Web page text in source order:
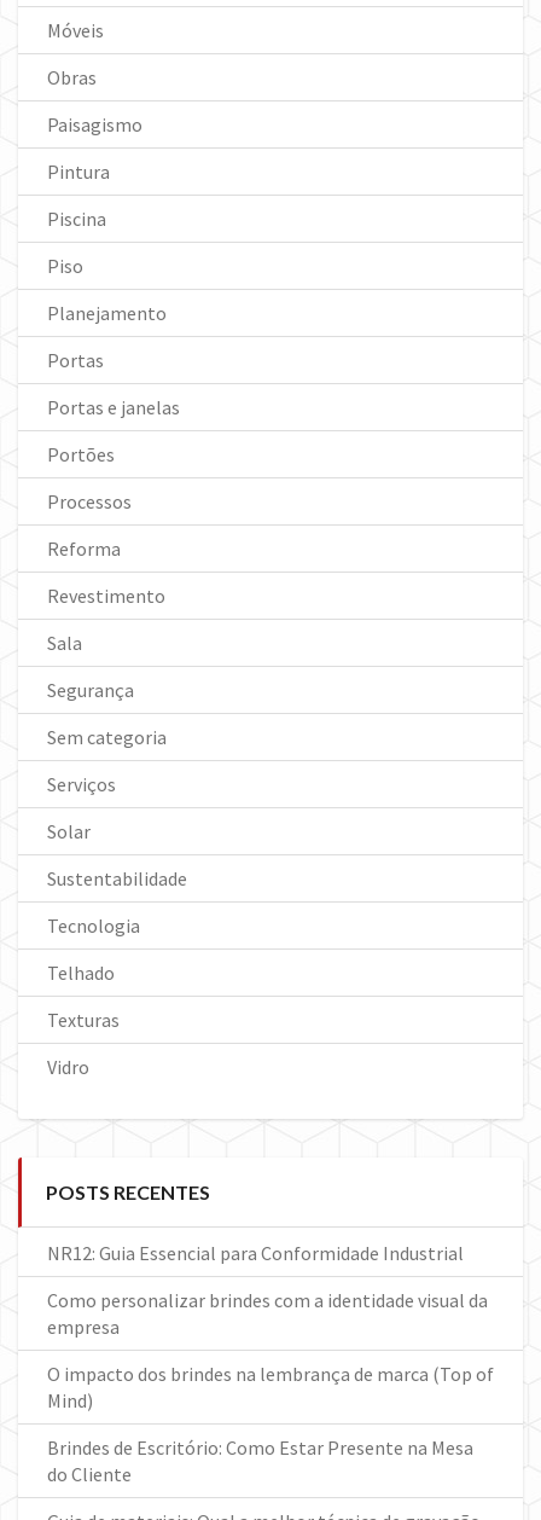
Móveis
Obras
Paisagismo
Pintura
Piscina
Piso
Planejamento
Portas
Portas e janelas
Portões
Processos
Reforma
Revestimento
Sala
Segurança
Sem categoria
Serviços
Solar
Sustentabilidade
Tecnologia
Telhado
Texturas
Vidro
POSTS RECENTES
NR12: Guia Essencial para Conformidade Industrial
Como personalizar brindes com a identidade visual da
empresa
O impacto dos brindes na lembrança de marca (Top of
Mind)
Brindes de Escritório: Como Estar Presente na Mesa
do Cliente